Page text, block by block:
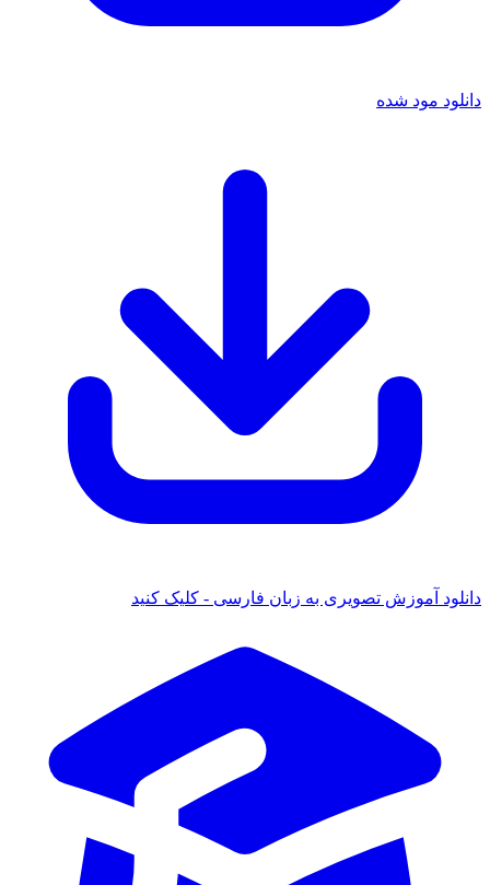
مود شده
آموزش تصویری به زبان فارسی - کلیک کنید